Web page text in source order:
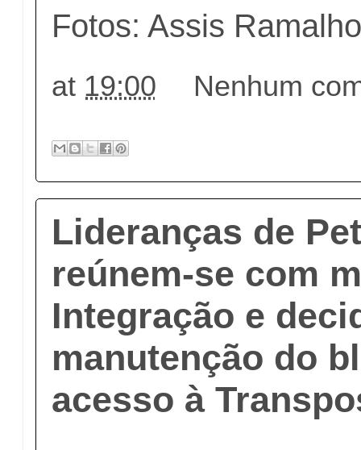
Fotos: Assis
at 19:00 Nenhum
Lideranças de
reúnem-se com
Integração e
manutenção do
acesso à